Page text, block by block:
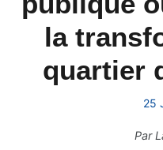
la
quartier
25
Par